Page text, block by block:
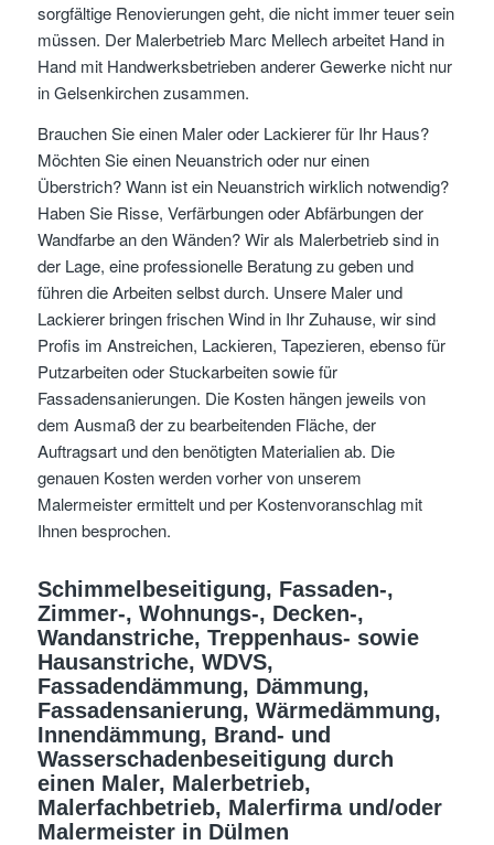
sorgfältige Renovierungen geht, die nicht immer teuer sein
müssen. Der Malerbetrieb Marc Mellech arbeitet Hand in
Hand mit Handwerksbetrieben anderer Gewerke nicht nur
in Gelsenkirchen zusammen.
Brauchen Sie einen Maler oder Lackierer für Ihr Haus?
Möchten Sie einen Neuanstrich oder nur einen
Überstrich? Wann ist ein Neuanstrich wirklich notwendig?
Haben Sie Risse, Verfärbungen oder Abfärbungen der
Wandfarbe an den Wänden? Wir als Malerbetrieb sind in
der Lage, eine professionelle Beratung zu geben und
führen die Arbeiten selbst durch. Unsere Maler und
Lackierer bringen frischen Wind in Ihr Zuhause, wir sind
Profis im Anstreichen, Lackieren, Tapezieren, ebenso für
Putzarbeiten oder Stuckarbeiten sowie für
Fassadensanierungen. Die Kosten hängen jeweils von
dem Ausmaß der zu bearbeitenden Fläche, der
Auftragsart und den benötigten Materialien ab. Die
genauen Kosten werden vorher von unserem
Malermeister ermittelt und per Kostenvoranschlag mit
Ihnen besprochen.
Schimmelbeseitigung, Fassaden-,
Zimmer-, Wohnungs-, Decken-,
Wandanstriche, Treppenhaus- sowie
Hausanstriche, WDVS,
Fassadendämmung, Dämmung,
Fassadensanierung, Wärmedämmung,
Innendämmung, Brand- und
Wasserschadenbeseitigung durch
einen Maler, Malerbetrieb,
Malerfachbetrieb, Malerfirma und/oder
Malermeister in Dülmen